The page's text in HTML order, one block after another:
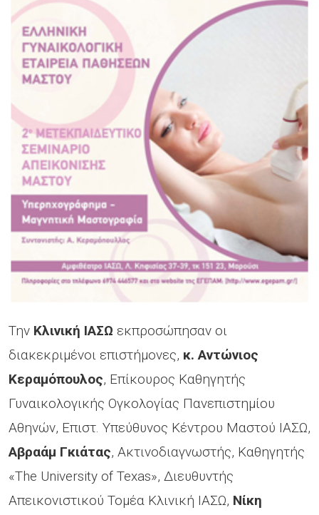
Την Κλινική ΙΑΣΩ εκπροσώπησαν οι
διακεκριμένοι επιστήμονες, κ. Αντώνιος
Κεραμόπουλος, Επίκουρος Καθηγητής
Γυναικολογικής Ογκολογίας Πανεπιστημίου
Αθηνών, Επιστ. Υπεύθυνος Κέντρου Μαστού ΙΑΣΩ,
Αβραάμ Γκιάτας, Ακτινοδιαγνωστής, Kαθηγητής
«The University of Texas», Διευθυντής
Απεικονιστικού Τομέα Κλινική ΙΑΣΩ, Νίκη